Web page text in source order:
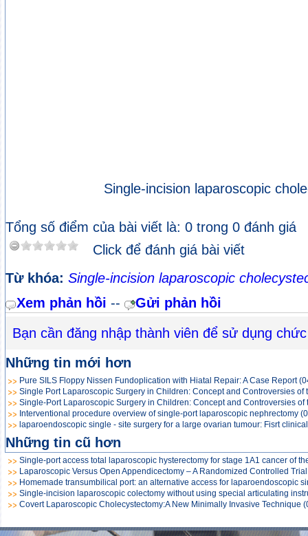
Single-incision laparoscopic
Tổng số điểm của bài viết là: 0 trong 0 đánh giá
Click để đánh giá bài viết
Từ khóa: Single-incision laparoscopic
Xem phản hồi --
Gửi phản hồi
Bạn cần đăng nhập thành viên để sử dụng
Những tin mới hơn
Pure SILS Floppy Nissen Fundoplication with Hiatal Repair: A Case Report
Single Port Laparoscopic Surgery in Children: Concept and Controversies of
Single-Port Laparoscopic Surgery in Children: Concept and Controversies of
Interventional procedure overview of single-port laparoscopic nephrectomy
laparoendoscopic single - site surgery for a large ovarian tumour: Fisrt
Những tin cũ hơn
Single-port access total laparoscopic hysterectomy for stage 1A1 cancer of
Laparoscopic Versus Open Appendicectomy – A Randomized Controlled Trial
Homemade transumbilical port: an alternative access for laparoendoscopic
Single-incision laparoscopic colectomy without using special articulating
Covert Laparoscopic Cholecystectomy:A New Minimally Invasive Technique